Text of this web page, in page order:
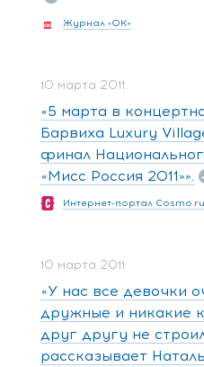
Журнал «ОК»
10 марта 2011
«5 марта в
Барвиха Luxury
финал
«Мисс Россия 2011»».
Интернет-портал Cosmo.ru
10 марта 2011
«У нас все девочки
дружные и никакие
друг другу не
рассказывает